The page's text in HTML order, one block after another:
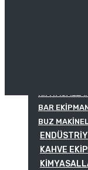
BAR
BUZ
KAHVE